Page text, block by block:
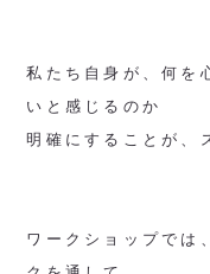
私たち自身が、何を
いと感じるのか
明確にすることが、
ワークショップでは